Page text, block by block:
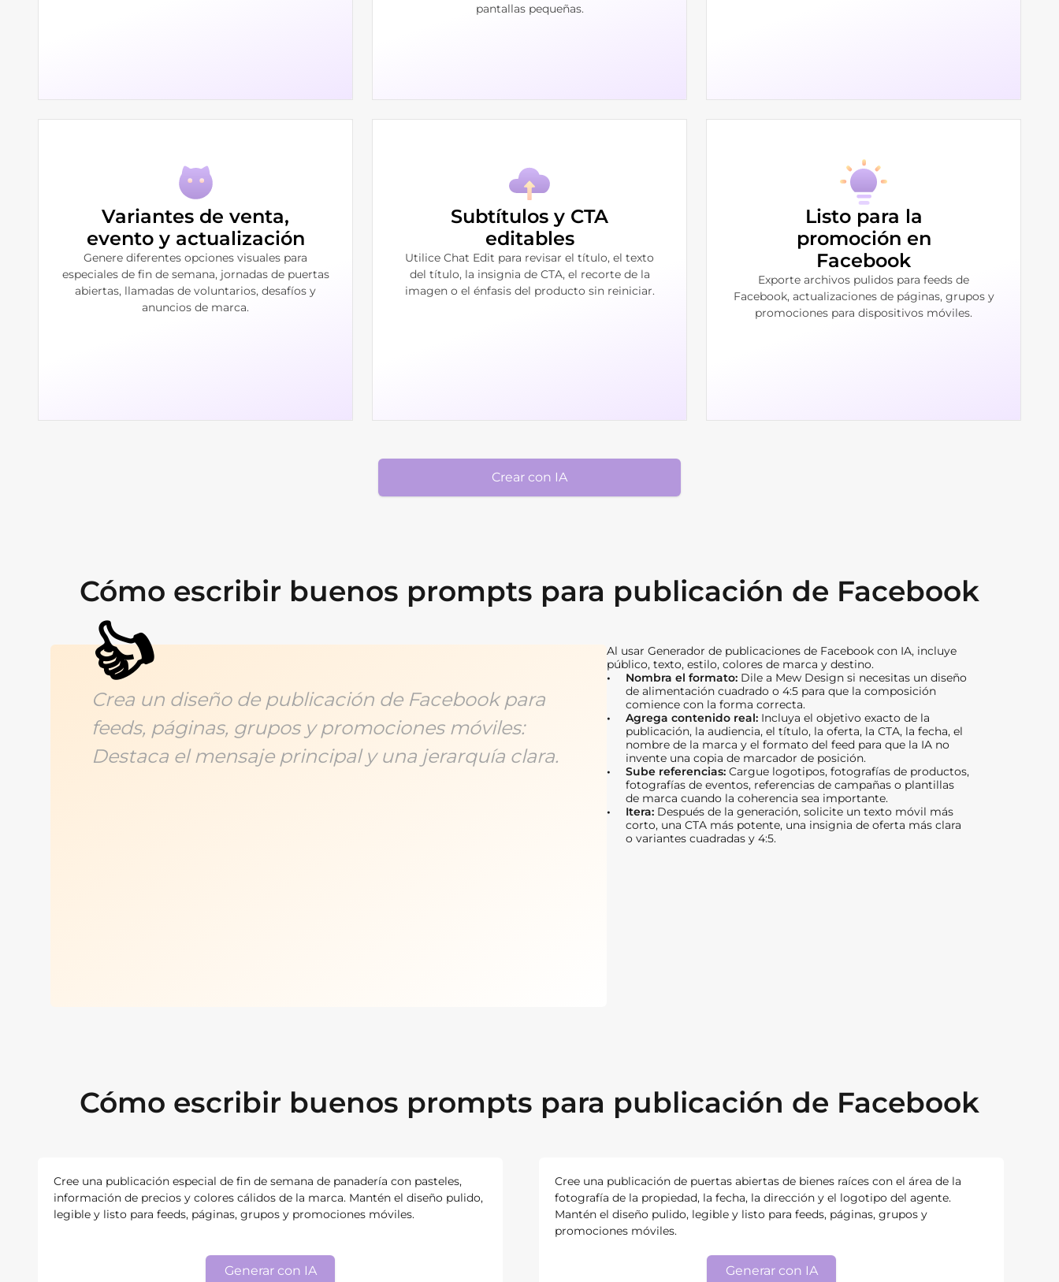
pantallas pequeñas.
Variantes de venta,
evento y actualización
Genere diferentes opciones visuales para
especiales de fin de semana, jornadas de puertas
abiertas, llamadas de voluntarios, desafíos y
anuncios de marca.
Subtítulos y CTA
editables
Utilice Chat Edit para revisar el título, el texto
del título, la insignia de CTA, el recorte de la
imagen o el énfasis del producto sin reiniciar.
Listo para la
promoción en
Facebook
Exporte archivos pulidos para feeds de
Facebook, actualizaciones de páginas, grupos y
promociones para dispositivos móviles.
Crear con IA
Cómo escribir buenos prompts para publicación de Facebook
Crea un diseño de publicación de Facebook para
feeds, páginas, grupos y promociones móviles:
Destaca el mensaje principal y una jerarquía clara.
👍
Al usar Generador de publicaciones de Facebook con IA, incluye
público, texto, estilo, colores de marca y destino.
Nombra el formato: Dile a Mew Design si necesitas un diseño
de alimentación cuadrado o 4:5 para que la composición
comience con la forma correcta.
Agrega contenido real: Incluya el objetivo exacto de la
publicación, la audiencia, el título, la oferta, la CTA, la fecha, el
nombre de la marca y el formato del feed para que la IA no
invente una copia de marcador de posición.
Sube referencias: Cargue logotipos, fotografías de productos,
fotografías de eventos, referencias de campañas o plantillas
de marca cuando la coherencia sea importante.
Itera: Después de la generación, solicite un texto móvil más
corto, una CTA más potente, una insignia de oferta más clara
o variantes cuadradas y 4:5.
Cómo escribir buenos prompts para publicación de Facebook
Cree una publicación especial de fin de semana de panadería con pasteles,
información de precios y colores cálidos de la marca. Mantén el diseño pulido,
legible y listo para feeds, páginas, grupos y promociones móviles.
Generar con IA
Cree una publicación de puertas abiertas de bienes raíces con el área de la
fotografía de la propiedad, la fecha, la dirección y el logotipo del agente.
Mantén el diseño pulido, legible y listo para feeds, páginas, grupos y
promociones móviles.
Generar con IA